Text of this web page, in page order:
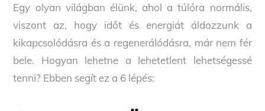
Egy olyan világban élünk, ahol a túlóra normális,
viszont az, hogy időt és energiát áldozzunk a
kikapcsolódásra és a regenerálódásra, már nem fér
bele. Hogyan lehetne a lehetetlent lehetségessé
tenni? Ebben segít ez a 6 lépés: